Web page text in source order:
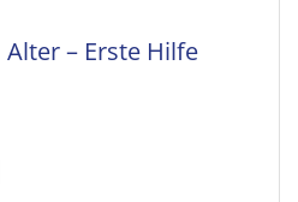
– Erste Hilfe